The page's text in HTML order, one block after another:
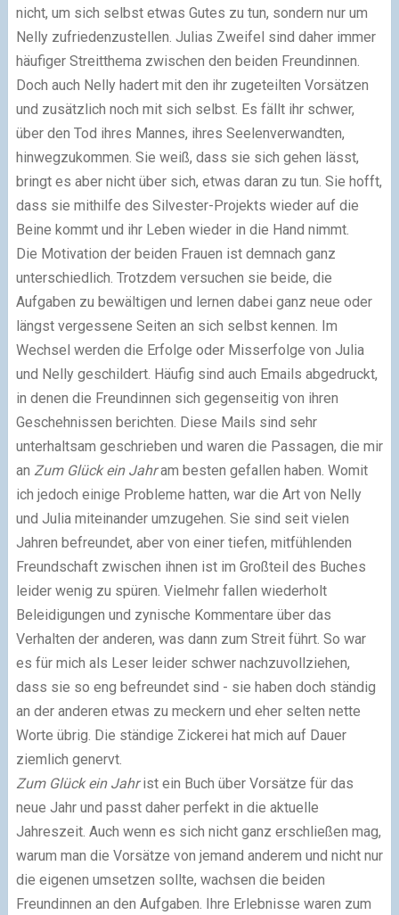
nicht, um sich selbst etwas Gutes zu tun, sondern nur um
Nelly zufriedenzustellen. Julias Zweifel sind daher immer
häufiger Streitthema zwischen den beiden Freundinnen.
Doch auch Nelly hadert mit den ihr zugeteilten Vorsätzen
und zusätzlich noch mit sich selbst. Es fällt ihr schwer,
über den Tod ihres Mannes, ihres Seelenverwandten,
hinwegzukommen. Sie weiß, dass sie sich gehen lässt,
bringt es aber nicht über sich, etwas daran zu tun. Sie hofft,
dass sie mithilfe des Silvester-Projekts wieder auf die
Beine kommt und ihr Leben wieder in die Hand nimmt.
Die Motivation der beiden Frauen ist demnach ganz
unterschiedlich. Trotzdem versuchen sie beide, die
Aufgaben zu bewältigen und lernen dabei ganz neue oder
längst vergessene Seiten an sich selbst kennen. Im
Wechsel werden die Erfolge oder Misserfolge von Julia
und Nelly geschildert. Häufig sind auch Emails abgedruckt,
in denen die Freundinnen sich gegenseitig von ihren
Geschehnissen berichten. Diese Mails sind sehr
unterhaltsam geschrieben und waren die Passagen, die mir
an Zum Glück ein Jahram besten gefallen haben. Womit
ich jedoch einige Probleme hatten, war die Art von Nelly
und Julia miteinander umzugehen. Sie sind seit vielen
Jahren befreundet, aber von einer tiefen, mitfühlenden
Freundschaft zwischen ihnen ist im Großteil des Buches
leider wenig zu spüren. Vielmehr fallen wiederholt
Beleidigungen und zynische Kommentare über das
Verhalten der anderen, was dann zum Streit führt. So war
es für mich als Leser leider schwer nachzuvollziehen,
dass sie so eng befreundet sind - sie haben doch ständig
an der anderen etwas zu meckern und eher selten nette
Worte übrig. Die ständige Zickerei hat mich auf Dauer
ziemlich genervt.
Zum Glück ein Jahrist ein Buch über Vorsätze für das
neue Jahr und passt daher perfekt in die aktuelle
Jahreszeit. Auch wenn es sich nicht ganz erschließen mag,
warum man die Vorsätze von jemand anderem und nicht nur
die eigenen umsetzen sollte, wachsen die beiden
Freundinnen an den Aufgaben. Ihre Erlebnisse waren zum